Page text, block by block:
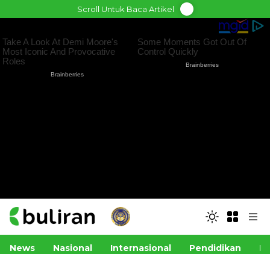
to
Scroll Untuk Baca Artikel
News Nasional Internasional Pendidikan